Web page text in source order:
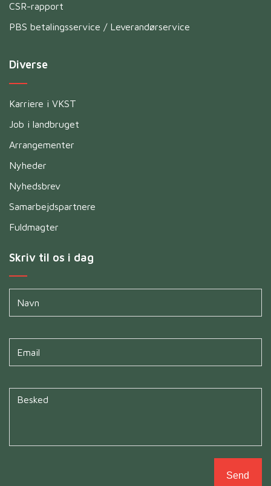
CSR-rapport
PBS betalingsservice / Leverandørservice
Diverse
Karriere i VKST
Job i landbruget
Arrangementer
Nyheder
Nyhedsbrev
Samarbejdspartnere
Fuldmagter
Skriv til os i dag